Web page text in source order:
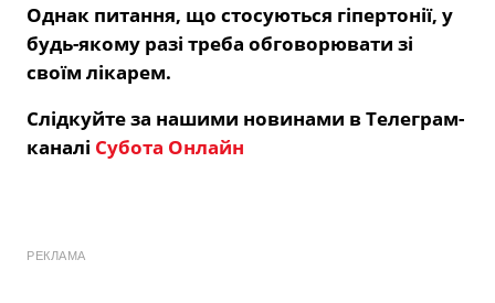
Однак питання, що стосуються гіпертонії, у
будь-якому разі треба обговорювати зі
своїм лікарем.
Слідкуйте за нашими новинами в Телеграм-
каналі Субота Онлайн
РЕКЛАМА